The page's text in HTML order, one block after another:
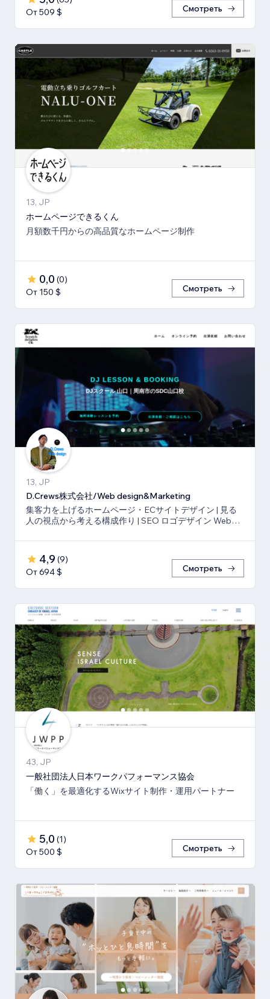
От 509 $
Смотреть
13, JP
ホームページできるくん
月額数千円からの高品質なホームページ制作
0,0 (0)
От 150 $
Смотреть
13, JP
D.Crews株式会社/Web design&Marketing
集客力を上げるホームページ・ECサイトデザイン | 見る
人の視点から考える構成作り | SEO ロゴデザイン Webマ
4,9 (9)
От 694 $
Смотреть
43, JP
一般社団法人日本ワークパフォーマンス協会
「働く」を最適化するWixサイト制作・運用パートナー
5,0 (1)
От 500 $
Смотреть